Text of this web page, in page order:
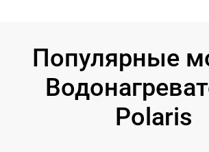
Популярные
Polaris